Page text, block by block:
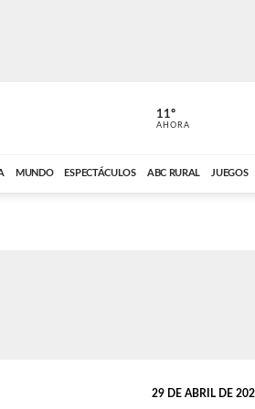
ABC CARDINAL
11º
AHORA
MUNDO ESPECTÁCULOS ABC RURAL JUEGOS
29 DE ABRIL DE